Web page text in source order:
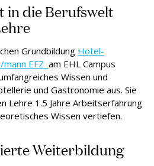
in die Berufswelt
Grundbildung Hotel-
EFZ am EHL Campus
Wissen und
und Gastronomie aus. Sie
Lehre 1.5 Jahre Arbeitserfahrung
Wissen vertiefen.
Weiterbildung